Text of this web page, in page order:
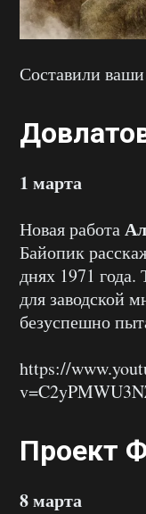
Составили
1 марта
Новая работа
Байопик
днях 1971 года.
для заводской
безуспешно
https://
Проект
8 марта